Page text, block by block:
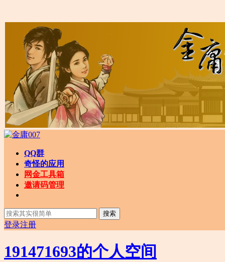
QQ群
奇怪的应用
网金工具箱
邀请码管理
搜索
登录注册
191471693的个人空间